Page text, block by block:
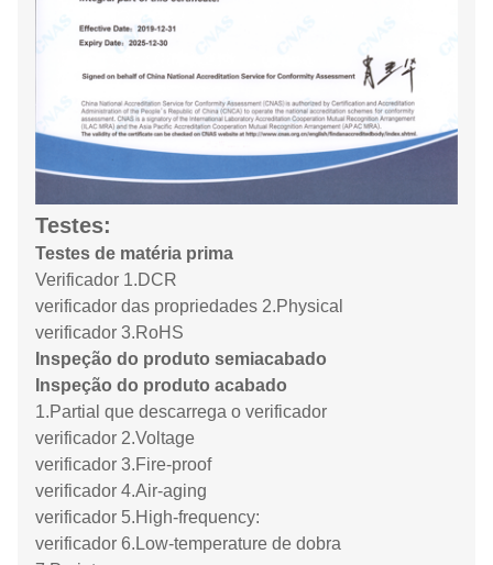
Testes:
Testes de matéria prima
Verificador 1.DCR
verificador das propriedades 2.Physical
verificador 3.RoHS
Inspeção do produto semiacabado
Inspeção do produto acabado
1.Partial que descarrega o verificador
verificador 2.Voltage
verificador 3.Fire-proof
verificador 4.Air-aging
verificador 5.High-frequency:
verificador 6.Low-temperature de dobra